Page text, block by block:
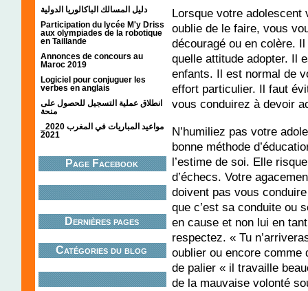
دليل المسالك الباكالوريا الدولية
Participation du lycée M'y Driss
aux olympiades de la robotique
en Taillande
Annonces de concours au
Maroc 2019
Logiciel pour conjuguer les
verbes en anglais
انطلاق عملية التسجيل للحصول على
منحة
2021
Page Facebook
Dernières pages
Catégories du blog
Lorsque votre adolescent
oublie de le faire, vous
découragé ou en colère.
quelle attitude adopter. Il
enfants. Il est normal de
effort particulier. Il faut
vous conduirez à devoir
N’humiliez pas votre
bonne méthode
l’estime de soi. Elle
d’échecs. Votre
doivent pas vous
que c’est sa conduite ou
en cause et non lui en
respectez. « Tu
oublier ou encore comme
de palier « il travaille
de la mauvaise volonté